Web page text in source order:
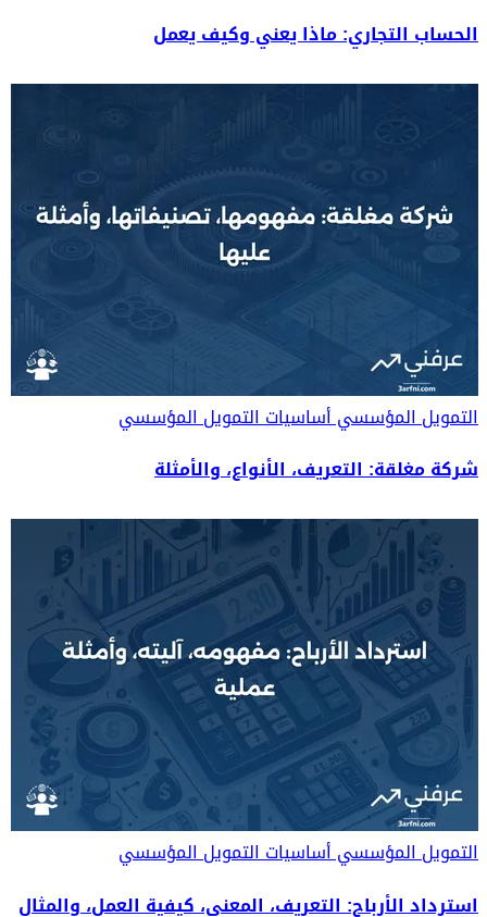
الحساب التجاري: ماذا يعني وكيف يعمل
التمويل المؤسسيأساسيات التمويل المؤسسي
شركة مغلقة: التعريف، الأنواع، والأمثلة
التمويل المؤسسيأساسيات التمويل المؤسسي
استرداد الأرباح: التعريف، المعنى، كيفية العمل، والمثال